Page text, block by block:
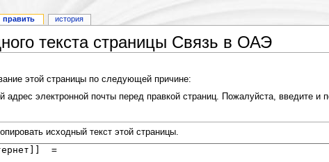
текста страницы Связь в ОАЭ
этой страницы по следующей причине:
электронной почты перед правкой страниц. Пожалуйста, введите и
исходный текст этой страницы.
править история